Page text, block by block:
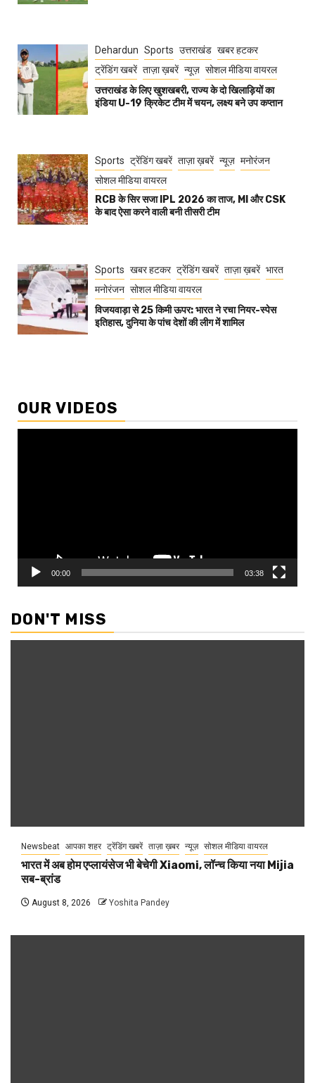
Dehardun Sports उत्तराखंड खबर हटकर
ट्रेंडिंग खबरें ताज़ा ख़बरें न्यूज़ सोशल मीडिया वायरल
उत्तराखंड के लिए खुशखबरी, राज्य के दो खिलाड़ियों का
इंडिया U-19 क्रिकेट टीम में चयन, लक्ष्य बने उप कप्तान
Sports ट्रेंडिंग खबरें ताज़ा ख़बरें न्यूज़ मनोरंजन
सोशल मीडिया वायरल
RCB के सिर सजा IPL 2026 का ताज, MI और CSK
के बाद ऐसा करने वाली बनी तीसरी टीम
Sports खबर हटकर ट्रेंडिंग खबरें ताज़ा ख़बरें भारत
मनोरंजन सोशल मीडिया वायरल
विजयवाड़ा से 25 किमी ऊपर: भारत ने रचा नियर-स्पेस
इतिहास, दुनिया के पांच देशों की लीग में शामिल
OUR VIDEOS
00:00 03:38
DON'T MISS
Newsbeat आपका शहर ट्रेंडिंग खबरें ताज़ा ख़बर न्यूज़ सोशल मीडिया वायरल
भारत में अब होम एप्लायंसेज भी बेचेगी Xiaomi, लॉन्च किया नया Mijia
सब-ब्रांड
August 8, 2026 Yoshita Pandey